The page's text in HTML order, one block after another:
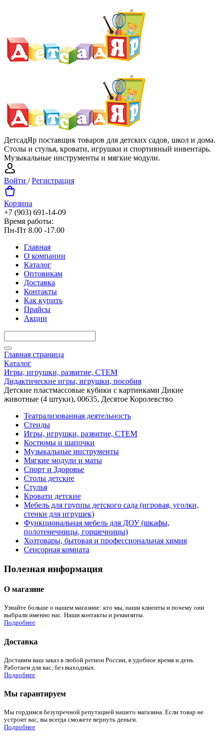
ДетсадЯр поставщик товаров для детских садов, школ и дома.
Столы и стулья, кровати, игрушки и спортивный инвентарь.
Музыкальные инструменты и мягкие модули.
Войти /Регистрация
Корзина
+7 (903) 691-14-09
Время работы:
Пн-Пт 8.00 -17.00
Главная
О компании
Каталог
Оптовикам
Доставка
Контакты
Как купить
Прайсы
Акции
Главная страница
Каталог
Игры, игрушки, развитие, СТЕМ
Дидактические игры, игрушки, пособия
Детские пластмассовые кубики с картинками Дикие
животные (4 штуки), 00635, Десятое Королевство
Театрализованная деятельность
Стенды
Игры, игрушки, развитие, СТЕМ
Костюмы и шапочки
Музыкальные инструменты
Мягкие модули и маты
Спорт и Здоровье
Столы детские
Стулья
Кровати детские
Мебель для группы детского сада (игровая, уголки,
стенки для игрушек)
Функциональная мебель для ДОУ (шкафы,
полотенечницы, горшечницы)
Хозтовары, бытовая и профессиональная химия
Сенсорная комната
Полезная информация
О магазине
Узнайте больше о нашем магазине: кто мы, наши клиенты и почему они
выбрали именно нас. Наши контакты и реквизиты.
Подробнее
Доставка
Доставим ваш заказ в любой регион России, в удобное время и день.
Работаем для вас, без выходных.
Подробнее
Мы гарантируем
Мы гордимся безупречной репутацией нашего магазина. Если товар не
устроит вас, вы всегда сможете вернуть деньги.
Подробнее